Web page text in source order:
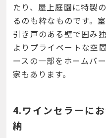
たり、屋上庭園に特製
るのも粋なものです。
引き戸のある壁で囲み
よりプライベートな空
ースの一部をホームバ
家もあります。
4.ワインセラーに
納